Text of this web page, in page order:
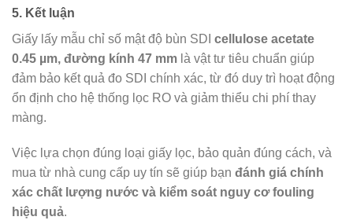
5. Kết luận
Giấy lấy mẫu chỉ số mật độ bùn SDI cellulose acetate
0.45 µm, đường kính 47 mm là vật tư tiêu chuẩn giúp
đảm bảo kết quả đo SDI chính xác, từ đó duy trì hoạt động
ổn định cho hệ thống lọc RO và giảm thiểu chi phí thay
màng.
Việc lựa chọn đúng loại giấy lọc, bảo quản đúng cách, và
mua từ nhà cung cấp uy tín sẽ giúp bạn đánh giá chính
xác chất lượng nước và kiểm soát nguy cơ fouling
hiệu quả.